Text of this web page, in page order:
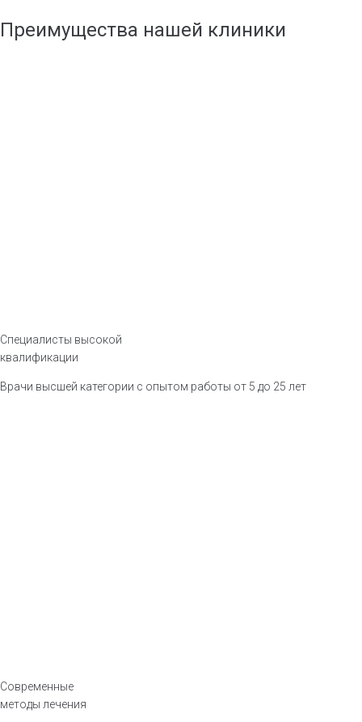
Преимущества нашей клиники
Специалисты высокой
квалификации
Врачи высшей категории с опытом работы от 5 до 25 лет
Современные
методы лечения